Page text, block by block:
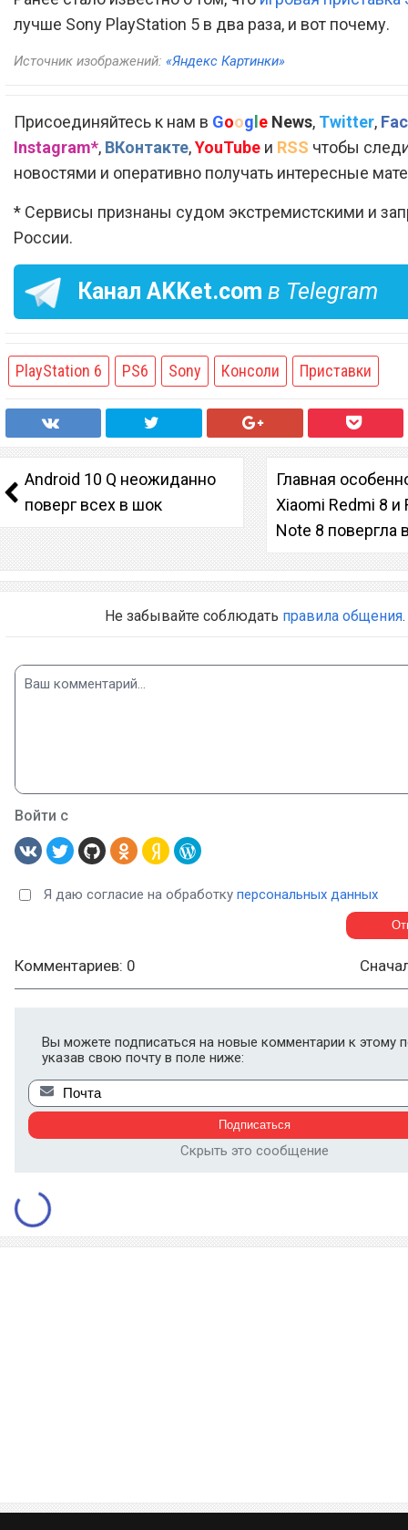
лучше Sony PlayStation 5 в два раза, и вот почему.
Источник изображений: «Яндекс Картинки»
Присоединяйтесь к нам в Google News, Twitter,
Instagram*, ВКонтакте,YouTube и RSS чтобы
новостями и оперативно получать интересные
* Сервисы признаны судом экстремистскими и
России.
Канал AKKet.com в Telegram
PlayStation 6 PS6 Sony Консоли Приставки
Android 10 Q неожиданно
поверг всех в шок
Главная
Xiaomi Redmi 8 и
Note 8 повергла
Не забывайте соблюдать правила общения.
Войти с
Я даю согласие на обработку персональных данных
Комментариев: 0
Вы можете подписаться на новые комментарии к этому
указав свою почту в поле ниже:
Скрыть это сообщение